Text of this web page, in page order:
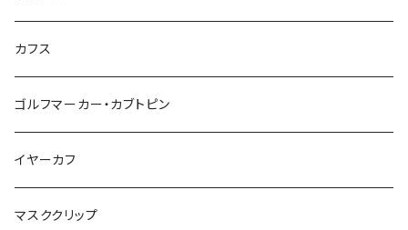
星
鳥
てんとう虫
鳥
食品
カモフラージュ
square
天使
リボン
マーブル
音楽
カメオ
ハート
羊
牛
カメ
イルカ
星
カメラ
音楽
バイオリン
カメオ
バルーン
ハロウィン
紐
鳥
バルーン
星
アルファベット
ハロウィン
カメオ
スクエア
結び
カフス
ゴルフマーカー・カブトピン
イヤーカフ
マスククリップ